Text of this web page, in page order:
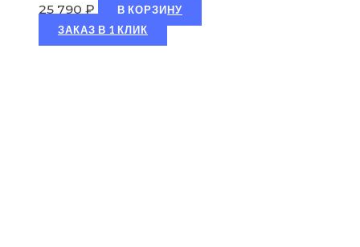
25 790 ₽
В КОРЗИНУ
ЗАКАЗ В 1 КЛИК